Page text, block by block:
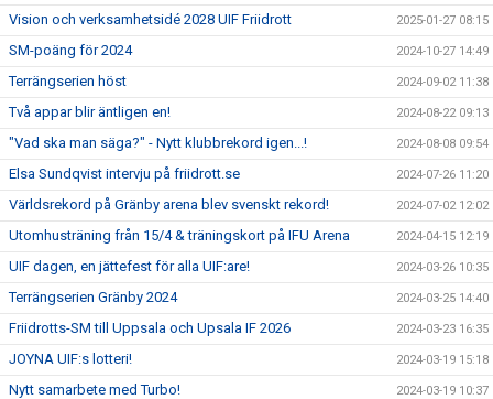
Vision och verksamhetsidé 2028 UIF Friidrott 2025-01-27 08:15
SM-poäng för 2024 2024-10-27 14:49
Terrängserien höst 2024-09-02 11:38
Två appar blir äntligen en! 2024-08-22 09:13
"Vad ska man säga?" - Nytt klubbrekord igen...! 2024-08-08 09:54
Elsa Sundqvist intervju på friidrott.se 2024-07-26 11:20
Världsrekord på Gränby arena blev svenskt rekord! 2024-07-02 12:02
Utomhusträning från 15/4 & träningskort på IFU Arena 2024-04-15 12:19
UIF dagen, en jättefest för alla UIF:are! 2024-03-26 10:35
Terrängserien Gränby 2024 2024-03-25 14:40
Friidrotts-SM till Uppsala och Upsala IF 2026 2024-03-23 16:35
JOYNA UIF:s lotteri! 2024-03-19 15:18
Nytt samarbete med Turbo! 2024-03-19 10:37